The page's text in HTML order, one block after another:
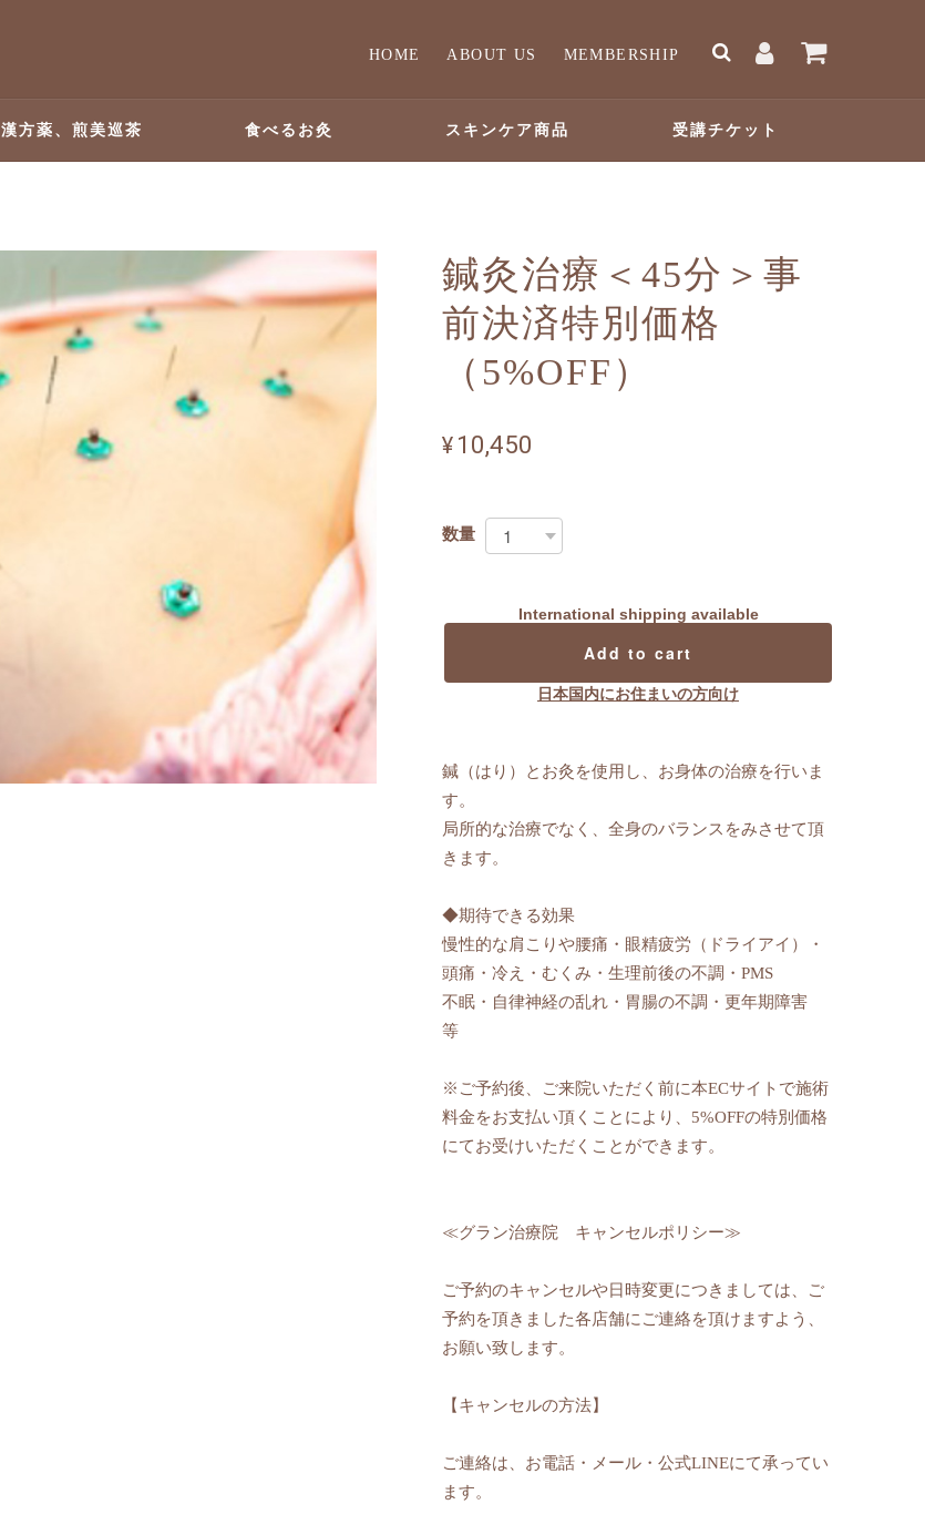
HOME ABOUT US MEMBERSHIP
漢方薬、煎美巡茶 食べるお灸 スキンケア商品 受講チケット
鍼灸治療＜45分＞事
前決済特別価格
（5%OFF）
¥10,450
数量
International shipping available
Add to cart
日本国内にお住まいの方向け
鍼（はり）とお灸を使用し、お身体の治療を行いま
す。
局所的な治療でなく、全身のバランスをみさせて頂
きます。
◆期待できる効果
慢性的な肩こりや腰痛・眼精疲労（ドライアイ）・
頭痛・冷え・むくみ・生理前後の不調・PMS
不眠・自律神経の乱れ・胃腸の不調・更年期障害
等
※ご予約後、ご来院いただく前に本ECサイトで施術
料金をお支払い頂くことにより、5%OFFの特別価格
にてお受けいただくことができます。
≪グラン治療院 キャンセルポリシー≫
ご予約のキャンセルや日時変更につきましては、ご
予約を頂きました各店舗にご連絡を頂けますよう、
お願い致します。
【キャンセルの方法】
ご連絡は、お電話・メール・公式LINEにて承ってい
ます。